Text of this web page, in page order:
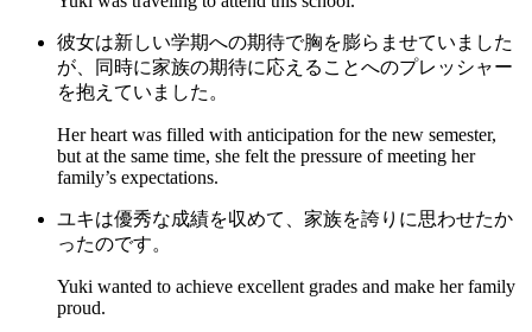
彼女は新しい学期への期待で胸を膨らませていました
が、同時に家族の期待に応えることへのプレッシャー
を抱えていました。
Her heart was filled with anticipation for the new semester,
but at the same time, she felt the pressure of meeting her
family’s expectations.
ユキは優秀な成績を収めて、家族を誇りに思わせたか
ったのです。
Yuki wanted to achieve excellent grades and make her family
proud.